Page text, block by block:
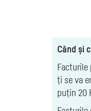
Când și
Facturile
ți se va
puțin 20